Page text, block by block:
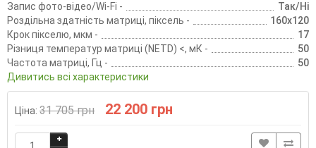
Запис фото-відео/Wi-Fi -
Так/Ні
Роздільна здатність матриці, піксель -
160x120
Крок пікселю, мкм -
17
Різниця температур матриці (NETD) <, мК -
50
Частота матриці, Гц -
50
Дивитись всі характеристики
Ціна: 31 705 грн 22 200 грн